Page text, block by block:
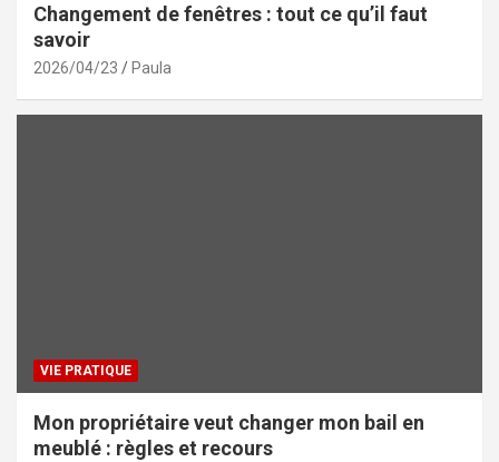
Changement de fenêtres : tout ce qu’il faut
savoir
2026/04/23 Paula
VIE PRATIQUE
Mon propriétaire veut changer mon bail en
meublé : règles et recours